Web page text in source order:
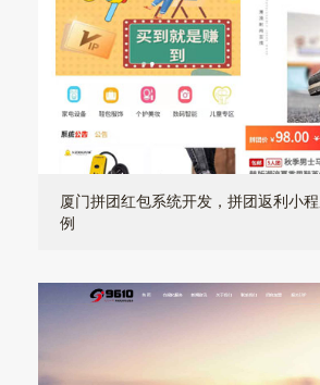
厦门拼团红包系统开发，拼团返利小
例